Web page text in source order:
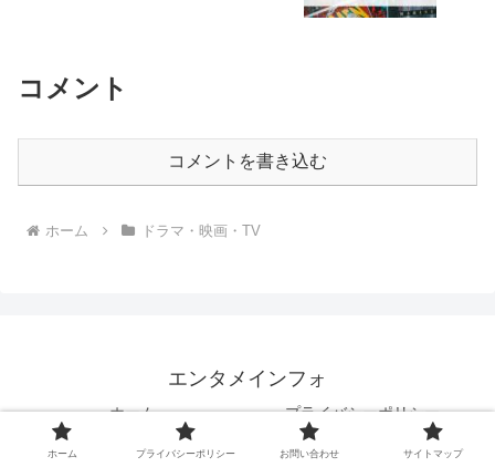
コメント
コメントを書き込む
ホーム ドラマ・映画・TV
エンタメインフォ
ホーム
プライバシーポリシー
お問い合わせ
ホーム プライバシーポリシー お問い合わせ サイトマップ